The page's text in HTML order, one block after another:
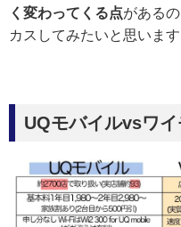
く変わってくる点がある
カスしてみたいと思います
UQモバイルvsワ